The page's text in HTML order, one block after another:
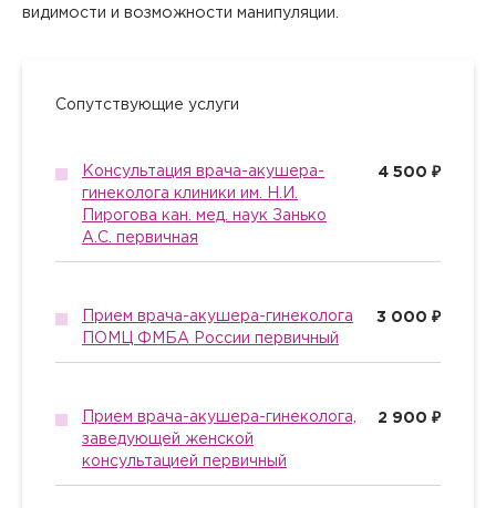
видимости и возможности манипуляции.
Сопутствующие услуги
Консультация врача-акушера-
гинеколога клиники им. Н.И.
Пирогова кан. мед. наук Занько
А.С. первичная
4 500 ₽
Прием врача-акушера-гинеколога
ПОМЦ ФМБА России первичный
3 000 ₽
Прием врача-акушера-гинеколога,
заведующей женской
консультацией первичный
2 900 ₽